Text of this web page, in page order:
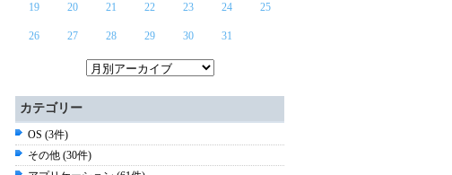
19 20 21 22 23 24 25
26 27 28 29 30 31
カテゴリー
OS (3件)
その他 (30件)